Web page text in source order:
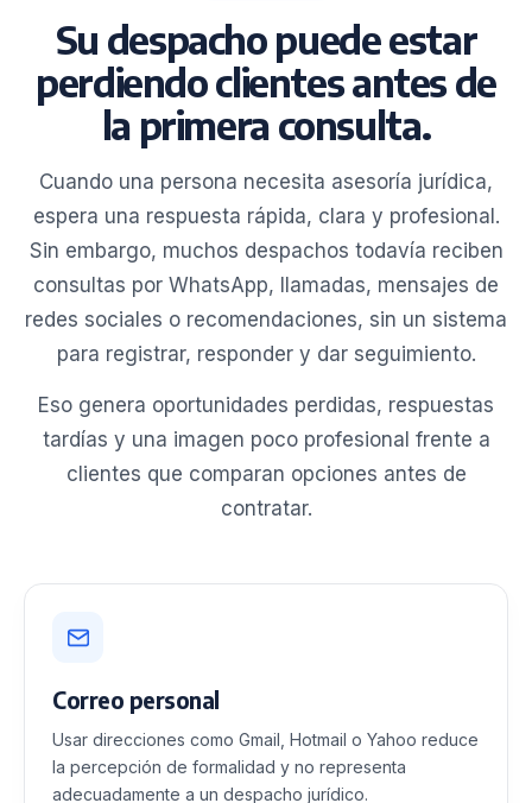
Su despacho puede estar
perdiendo clientes antes de
la primera consulta.
Cuando una persona necesita asesoría jurídica,
espera una respuesta rápida, clara y profesional.
Sin embargo, muchos despachos todavía reciben
consultas por WhatsApp, llamadas, mensajes de
redes sociales o recomendaciones, sin un sistema
para registrar, responder y dar seguimiento.
Eso genera oportunidades perdidas, respuestas
tardías y una imagen poco profesional frente a
clientes que comparan opciones antes de
contratar.
Correo personal
Usar direcciones como Gmail, Hotmail o Yahoo reduce
la percepción de formalidad y no representa
adecuadamente a un despacho jurídico.